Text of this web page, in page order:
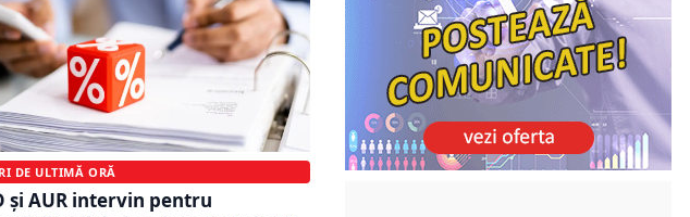
DE ULTIMĂ ORĂ
și AUR intervin pentru